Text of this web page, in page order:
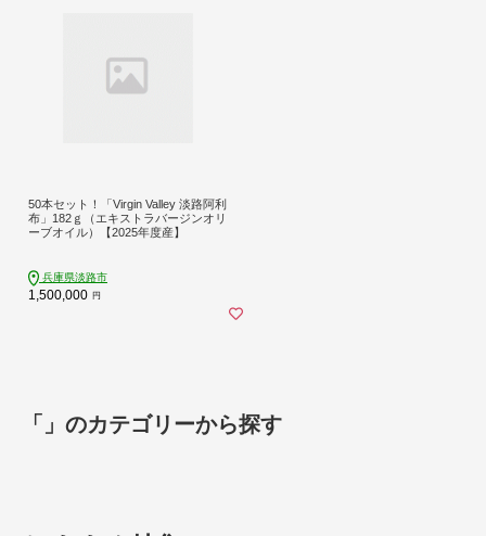
50本セット！「Virgin Valley 淡路阿利
布」182ｇ（エキストラバージンオリ
ーブオイル）【2025年度産】
兵庫県淡路市
1,500,000 円
「」のカテゴリーから探す